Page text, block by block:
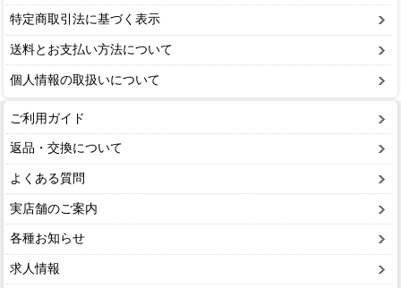
特定商取引法に基づく表示
送料とお支払い方法について
個人情報の取扱いについて
ご利用ガイド
返品・交換について
よくある質問
実店舗のご案内
各種お知らせ
求人情報